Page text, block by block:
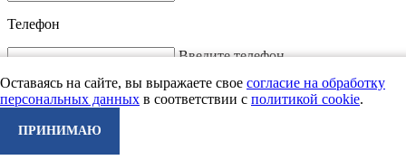
Оставаясь на сайте, вы выражаете свое согласие на обработку
персональных данных в соответствии с политикой cookie.
ПРИНИМАЮ
Телефон
Введите телефон
Нажимая на кнопку «Отправить», я принимаю условия
передачи информации.
очистить